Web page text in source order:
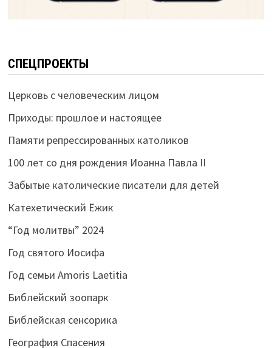
СПЕЦПРОЕКТЫ
Церковь с человеческим лицом
Приходы: прошлое и настоящее
Памяти репрессированных католиков
100 лет со дня рождения Иоанна Павла II
Забытые католические писатели для детей
Катехетический Ёжик
“Год молитвы” 2024
Год святого Иосифа
Год семьи Amoris Laetitia
Библейский зоопарк
Библейская сенсорика
География Спасения